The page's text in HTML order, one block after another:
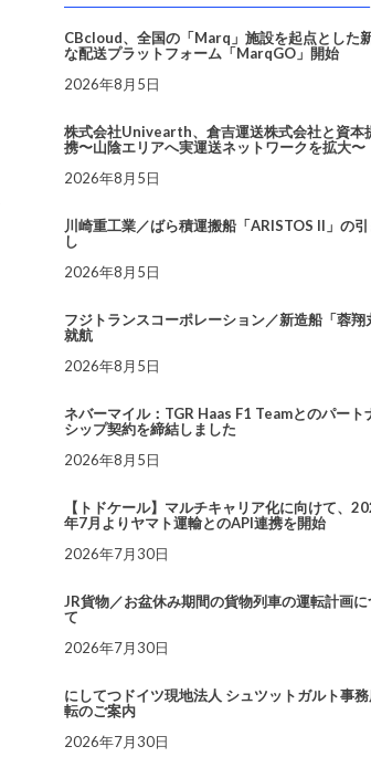
CBcloud、全国の「Marq」施設を起点とした
な配送プラットフォーム「MarqGO」開始
2026年8月5日
株式会社Univearth、倉吉運送株式会社と資本
携〜山陰エリアへ実運送ネットワークを拡大〜
2026年8月5日
川崎重工業／ばら積運搬船「ARISTOS II」の
し
2026年8月5日
フジトランスコーポレーション／新造船「蓉翔
就航
2026年8月5日
ネバーマイル：TGR Haas F1 Teamとのパート
シップ契約を締結しました
2026年8月5日
【トドケール】マルチキャリア化に向けて、
年7月よりヤマト運輸とのAPI連携を開始
2026年7月30日
JR貨物／お盆休み期間の貨物列車の運転計画に
て
2026年7月30日
にしてつドイツ現地法人 シュツットガルト事
転のご案内
2026年7月30日